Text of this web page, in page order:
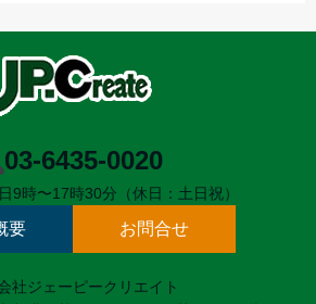
03-6435-0020
9時〜17時30分（休日：土日祝）
要 お問合せ
社ジェーピークリエイト